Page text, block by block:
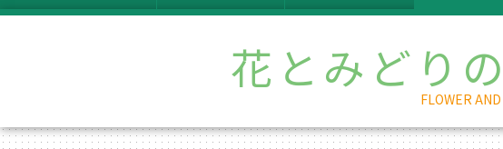
花とみどり
FLOWER